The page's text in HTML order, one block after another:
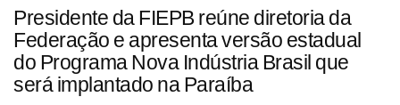
Presidente da FIEPB reúne diretoria da
Federação e apresenta versão estadual
do Programa Nova Indústria Brasil que
será implantado na Paraíba